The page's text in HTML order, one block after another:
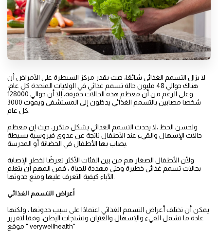
لا يزال التسمم الغذائي شائعًا، حيث يقدر مركز السيطرة على الأمراض أن
هناك حوالي 48 مليون حالة تسمم غذائي في الولايات المتحدة كل عام،
وعلى الرغم من أن معظم هذه الحالات خفيفة، إلا أن حوالي 128000
شخصا مصابين بالتسمم الغذائي يدخلون إلى المستشفى ويموت 3000
كل عام.
ولحسن الحظ ،لا يحدث التسمم الغذائي بشكل متكرر، حيث إن معظم
حالات الإسهال والقيء عند الأطفال ناتجة عن عدوى فيروسية بسيطة
يصاب بها الأطفال في الحضانة أو المدرسة.
ولأن الأطفال الصغار هم من بين الفئات الأكثر تعرضًا لخطر الإصابة
بحالات تسمم غذائي خطيرة وحتى مهددة للحياة ، فمن المهم أن يتعلم
الآباء كيفية التعرف عليها ومنع حدوثها.
أعراض التسمم الغذائي
يمكن أن تختلف أعراض التسمم الغذائي اعتمادًا على سبب حدوثها ، ولكنها
عادة ما تشمل القيء والإسهال والغثيان وتشنجات البطن، وفقا لتقرير
موقع " verywellhealth"